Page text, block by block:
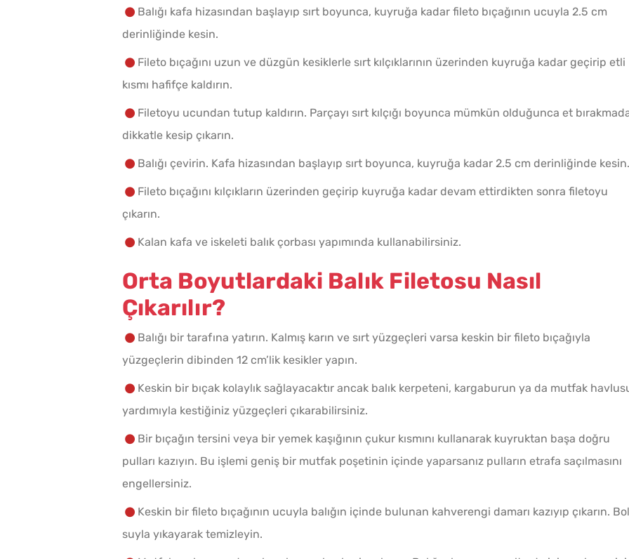
Yapmanın Püf Noktası
Kışlık Domates Sosunun
İçine Ne Konur?
Evde Kolay Mayasız Ev
Balığı kafa hizasından başlayıp sırt boyunca, kuyruğa kadar fileto bıçağının ucuyla 2.5 cm
derinliğinde kesin.
Fileto bıçağını uzun ve düzgün kesiklerle sırt kılçıklarının üzerinden kuyruğa kadar geçirip etli
kısmı hafifçe kaldırın.
Filetoyu ucundan tutup kaldırın. Parçayı sırt kılçığı boyunca mümkün olduğunca et
dikkatle kesip çıkarın.
Balığı çevirin. Kafa hizasından başlayıp sırt boyunca, kuyruğa kadar 2.5 cm derinliğinde kesin.
Fileto bıçağını kılçıkların üzerinden geçirip kuyruğa kadar devam ettirdikten sonra filetoyu
çıkarın.
Kalan kafa ve iskeleti balık çorbası yapımında kullanabilirsiniz.
Orta Boyutlardaki Balık Filetosu Nasıl
Çıkarılır?
Balığı bir tarafına yatırın. Kalmış karın ve sırt yüzgeçleri varsa keskin bir fileto bıçağıyla
yüzgeçlerin dibinden 12 cm’lik kesikler yapın.
Keskin bir bıçak kolaylık sağlayacaktır ancak balık kerpeteni, kargaburun ya da mutfak
yardımıyla kestiğiniz yüzgeçleri çıkarabilirsiniz.
Bir bıçağın tersini veya bir yemek kaşığının çukur kısmını kullanarak kuyruktan başa doğru
pulları kazıyın. Bu işlemi geniş bir mutfak poşetinin içinde yaparsanız pulların etrafa saçılmasını
engellersiniz.
Keskin bir fileto bıçağının ucuyla balığın içinde bulunan kahverengi damarı kazıyıp çıkarın. Bol
suyla yıkayarak temizleyin.